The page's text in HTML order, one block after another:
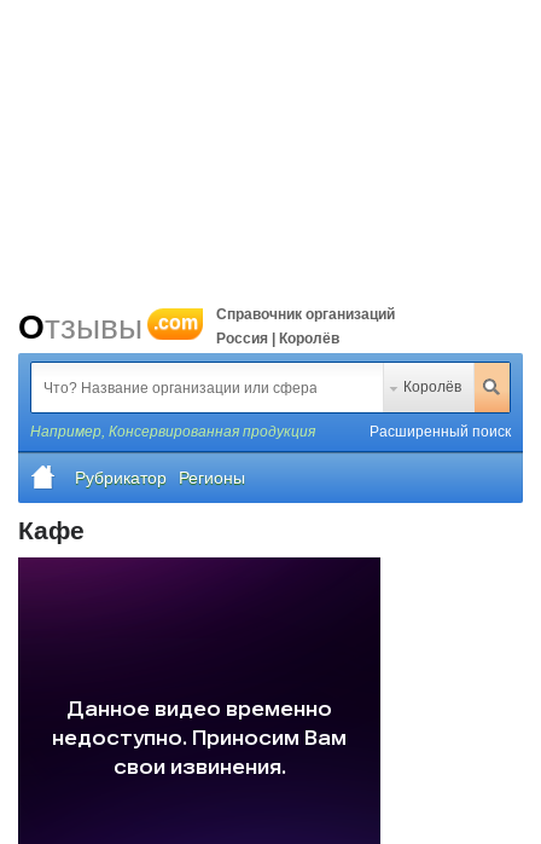
Отзывы .com
Справочник организаций
Россия | Королёв
Королёв
Например, Консервированная продукция Расширенный поиск
Рубрикатор Регионы
Кафе